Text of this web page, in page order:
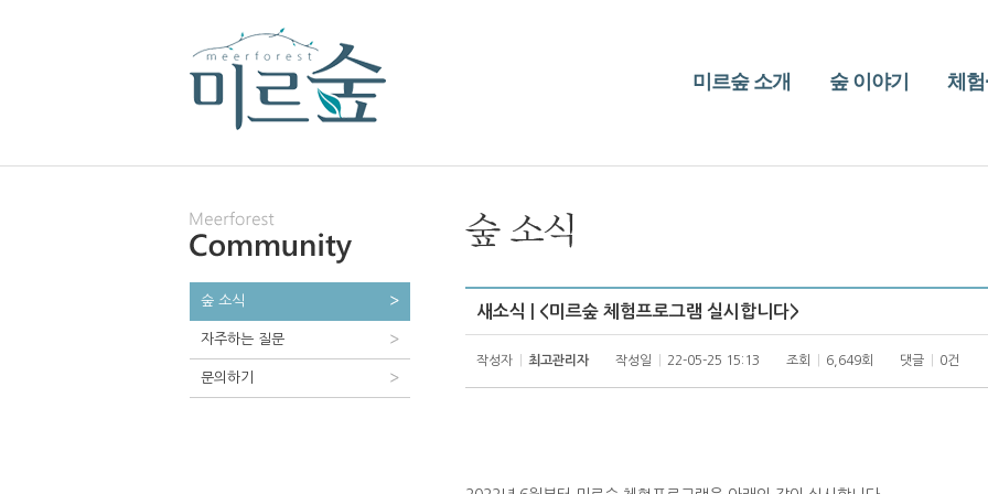
미르숲 소개 숲 이야기 체험
숲 소식
자주하는 질문
문의하기
새소식 | <미르숲 체험프로그램 실시합니다>
작성자 최고관리자 작성일 22-05-25 15:13 조회 6,649회 댓글 0건